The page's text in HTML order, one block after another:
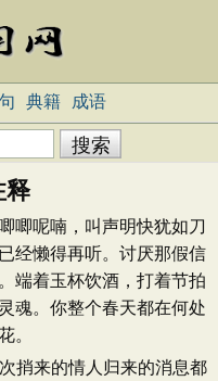
典籍 成语
释
唧呢喃，叫声明快犹如刀
经懒得再听。讨厌那假信
端着玉杯饮酒，打着节拍
魂。你整个春天都在何处
。
捎来的情人归来的消息都